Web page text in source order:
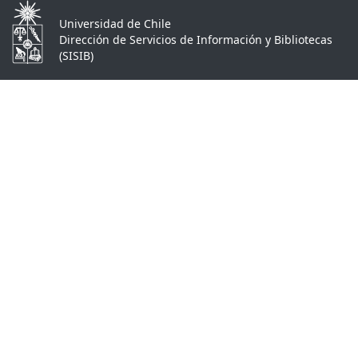
Universidad de Chile
Dirección de Servicios de Información y Bibliotecas
(SISIB)